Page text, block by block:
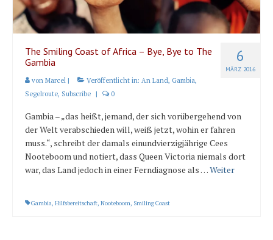
6
MÄRZ 2016
The Smiling Coast of Africa – Bye, Bye to The
Gambia
von Marcel | Veröffentlicht in: An Land, Gambia,
Segelroute, Subscribe | 0
Gambia – „das heißt, jemand, der sich vorübergehend von
der Welt verabschieden will, weiß jetzt, wohin er fahren
muss.“, schreibt der damals einundvierzigjährige Cees
Nooteboom und notiert, dass Queen Victoria niemals dort
war, das Land jedoch in einer Ferndiagnose als …Weiter
Gambia, Hilfsbereitschaft, Nooteboom, Smiling Coast